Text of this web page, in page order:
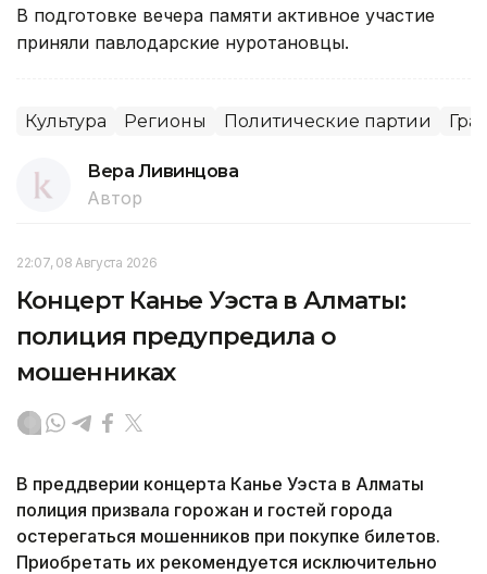
В подготовке вечера памяти активное участие
приняли павлодарские нуротановцы.
Культура Регионы Политические партии
Вера Ливинцова
Автор
22:07, 08 Августа 2026
Концерт Канье Уэста в Алматы:
полиция предупредила о
мошенниках
В преддверии концерта Канье Уэста в Алматы
полиция призвала горожан и гостей города
остерегаться мошенников при покупке билетов.
Приобретать их рекомендуется исключительно